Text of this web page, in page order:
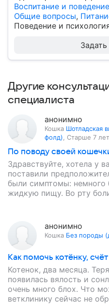
Воспитание и поведение
Общие вопросы,
Поведение и
Другие
специалиста
анонимно
Кошка Шотладская
фолд)
Старше 7 лет
По поводу своей
Здравствуйте, хотела у
поставили
были симптомы: немного
жидкую пищу. Во рту
анонимно
Кошка Без породы
Как помочь котёнку,
Котенок, два месяца.
появилась вялость и
очень много блох. Что
ветклинику сейчас не